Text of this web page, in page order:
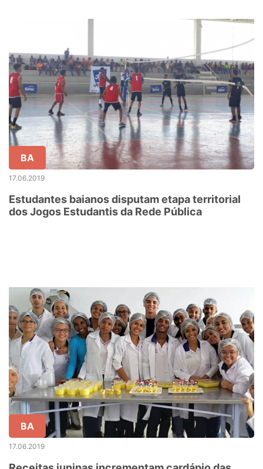
BA
17.06.2019
Estudantes baianos disputam etapa territorial
dos Jogos Estudantis da Rede Pública
BA
17.06.2019